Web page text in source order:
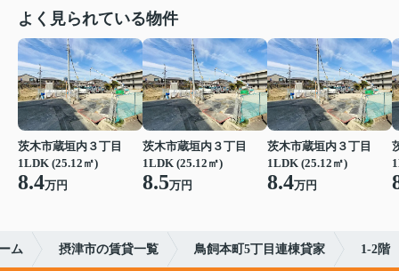
よく見られている物件
茨木市蔵垣内３丁目
1LDK (25.12㎡)
8.4万円
茨木市蔵垣内３丁目
1LDK (25.12㎡)
8.5万円
茨木市蔵垣内３丁目
1LDK (25.12㎡)
8.4万円
ム 摂津市の賃貸一覧 鳥飼本町5丁目連棟貸家 1-2階